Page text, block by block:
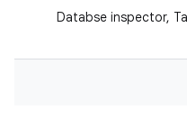
Databse inspector,